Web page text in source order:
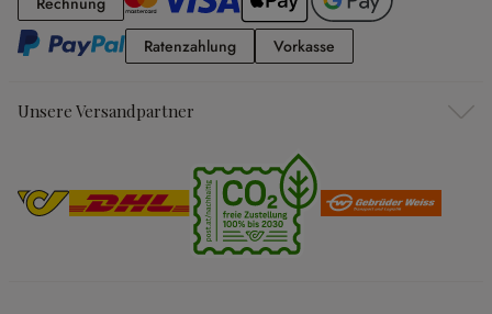
RatenzahlungRatenzahlung
Vorkasse
Unsere Versandpartner